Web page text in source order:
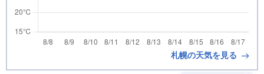
札幌の天気を見る